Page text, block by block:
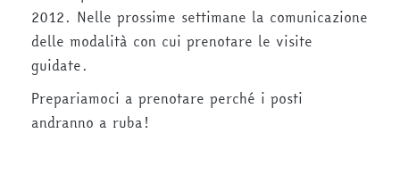
2012. Nelle prossime settimane la comunicazione
delle modalità con cui prenotare le visite
guidate.
Prepariamoci a prenotare perché i posti
andranno a ruba!